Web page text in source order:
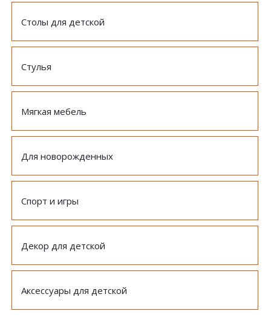
Столы для детской
Стулья
Мягкая мебель
Для новорожденных
Спорт и игры
Декор для детской
Аксессуары для детской